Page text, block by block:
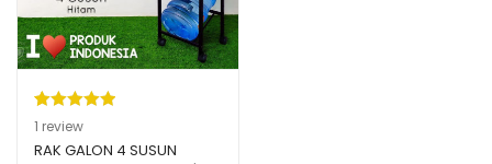
Peringkat
5.00 dari 5
11 review
RAK GALON 4 SUSUN